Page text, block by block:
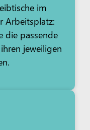
im
Arbeitsplatz:
die passende
jeweiligen